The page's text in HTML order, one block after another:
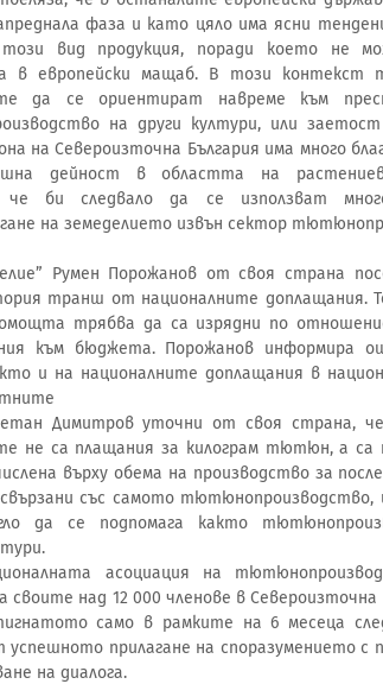
фаза и като цяло има ясни
вид продукция, поради което не
в европейски мащаб. В този контекст
да се ориентират навреме към
на други култури, или
на Североизточна България има много
дейност в областта на
би следвало да се използват
на земеделието извън сектор
Румен Порожанов от своя страна
транш от националните доплащания.
трябва да са изрядни по
към бюджета. Порожанов информира
и на националните доплащания в
Димитров уточни от своя страна,
не са плащания за килограм тютюн, а са
върху обема на производство за
със самото тютюнопроизводство,
да се подпомага както
асоциация на
над 12 000 членове в Североизточна
само в рамките на 6 месеца
прилагане на споразумението с
на диалога.